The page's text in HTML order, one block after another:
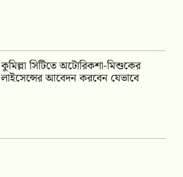
কুমিল্লা সিটিতে অটোরিকশা-মিশুকের
লাইসেন্সের আবেদন করবেন যেভাবে